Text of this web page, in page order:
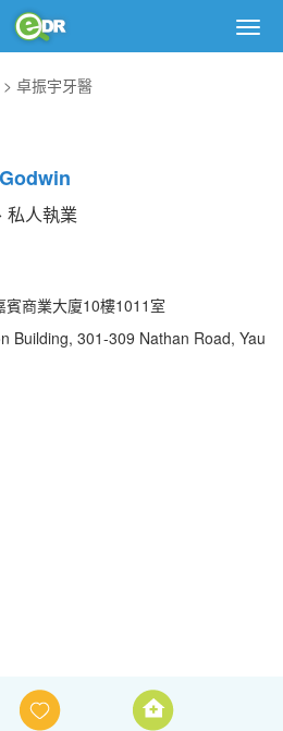
卓振宇牙醫
私人執業
商業大廈10樓1011室
Building, 301-309 Nathan Road, Yau